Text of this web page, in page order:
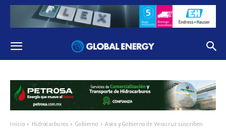
Inicio Hidrocarburos Gobierno
Asea y Gobierno de Veracruz suscriben